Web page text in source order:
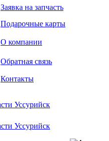
Заявка на запчасть
Подарочные карты
О компании
Обратная связь
Контакты